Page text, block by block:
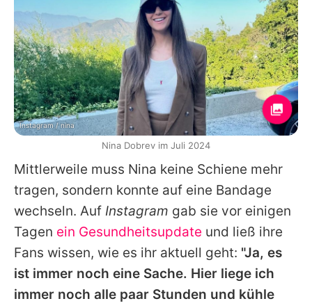
Mittlerweile muss Nina keine Schiene mehr
tragen, sondern konnte auf eine Bandage
wechseln. Auf Instagram gab sie vor einigen
Tagen ein Gesundheitsupdate und ließ ihre
Fans wissen, wie es ihr aktuell geht: "Ja, es
ist immer noch eine Sache. Hier liege ich
immer noch alle paar Stunden und kühle
Instagram / nina
Nina Dobrev im Juli 2024